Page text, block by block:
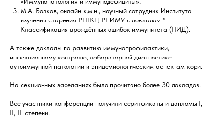
М.А. Болков, онлайн к.м.н., научный сотрудник Института
изучения старения РГНКЦ РНИМУ с докладом “
Классификация врождённых ошибок иммунитета (ПИД).
А также доклады по развитию иммунопрофилактики,
инфекционному контролю, лабораторной диагностике
аутоиммунной патологии и эпидемиологическим аспектам кори.
На секционных заседаниях было прочитано более 30 докладов.
Все участники конференции получили серитфикаты и дапломы I,
II, III степени.